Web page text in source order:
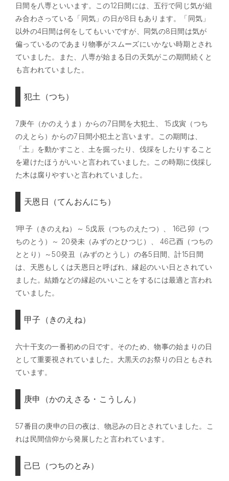
日間を八専といいます。この12日間には、五行で同じ気が組
み合わさっている「同気」の日が8日もあります。「同気」
以外の4日間は何をしてもいいですが、同気の8日間は気が
偏っているのであまり物事がスムーズにいかない時期とされ
ていました。また、八専が始まる日の天気がこの期間続くと
も言われていました。
犯土（つち）
7庚午（かのえうま）からの7日間を大犯土、 15戊寅（つち
のえとら）からの7日間小犯土と言います。この期間は、
「土」を動かすこと、土を掘ったり、伐採をしたりすること
を避けたほうがいいと言われていました。この時期に伐採し
た木は腐りやすいと言われていました。
天恩日（てんおんにち）
1甲子（きのえね）～ 5戊辰（つちのえたつ）、 16己卯（つ
ちのとう）～ 20癸未（みずのとひつじ）、 46己酉（つちの
ととり）～50癸丑（みずのとうし）の各5日間、計15日間
は、天恩もしくは天恩日と呼ばれ、縁起のいい日とされてい
ました。結婚などの縁起のいいことをするには最適と言われ
ていました。
甲子（きのえね）
六十干支の一番初めの日です。そのため、物事の始まりの日
として重要視されていました。大黒天のお祭りの日ともされ
ています。
庚申（かのえさる・こうしん）
57番目の庚申の日の夜は、物忌みの日とされていました。こ
れは民間信仰から発展したと言われています。
己巳（つちのとみ）